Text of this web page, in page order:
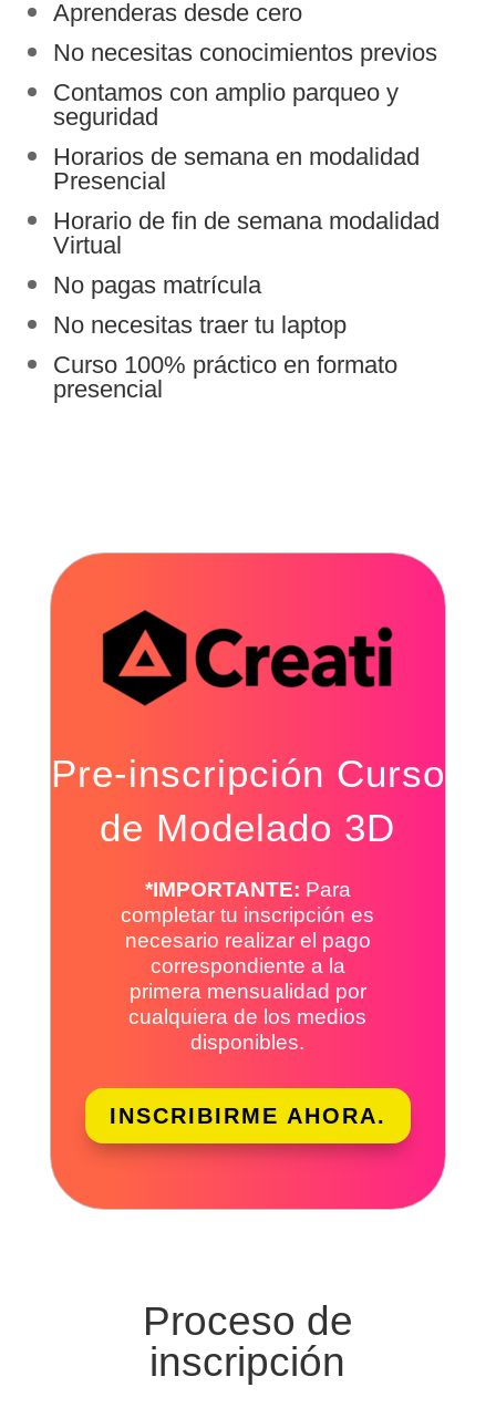
Aprenderas desde cero
No necesitas conocimientos previos
Contamos con amplio parqueo y
seguridad
Horarios de semana en modalidad
Presencial
Horario de fin de semana modalidad
Virtual
No pagas matrícula
No necesitas traer tu laptop
Curso 100% práctico en formato
presencial
Pre-inscripción Curso
de Modelado 3D
*IMPORTANTE: Para
completar tu inscripción es
necesario realizar el pago
correspondiente a la
primera mensualidad por
cualquiera de los medios
disponibles.
INSCRIBIRME AHORA.
Proceso de
inscripción